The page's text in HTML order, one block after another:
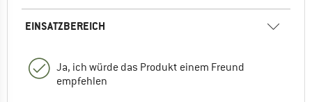
EINSATZBEREICH
Ja, ich würde das Produkt einem Freund
empfehlen